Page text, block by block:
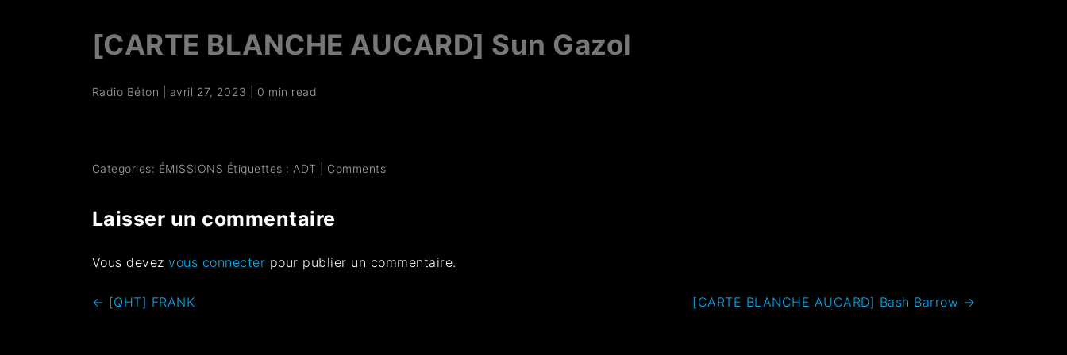
[CARTE BLANCHE AUCARD] Sun Gazol
Radio Béton avril 27, 2023 0 min read
Categories: ÉMISSIONS Étiquettes : ADT Comments
Laisser un commentaire
Vous devezvous connecter pour publier un commentaire.
← [QHT] FRANK [CARTE BLANCHE AUCARD] Bash Barrow →